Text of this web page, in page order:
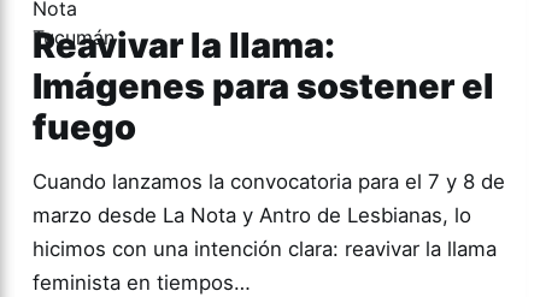
Reavivar la llama:
Imágenes para sostener el
fuego
Cuando lanzamos la convocatoria para el 7 y 8 de
marzo desde La Nota y Antro de Lesbianas, lo
hicimos con una intención clara: reavivar la llama
feminista en tiempos…